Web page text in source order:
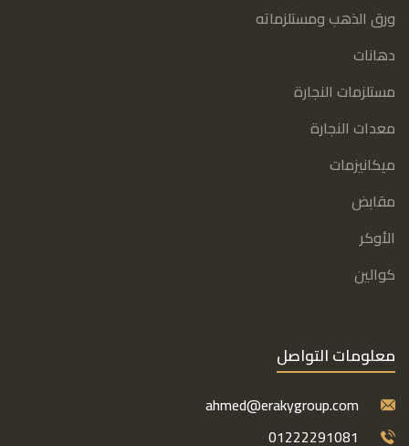
ورق الذهب ومستلزماته
دهانات
مستلزمات النجارة
معدات النجارة
ميكانيزمات
مقابض
الأوكر
كوالين
معلومات التواصل
ahmed@erakygroup.com
01222291081